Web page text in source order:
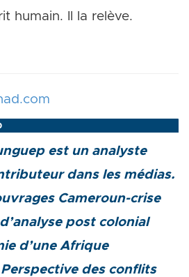
humain. Il la relève.
est un analyste
dans les médias.
Cameroun-crise
post colonial
d’une Afrique
des conflits